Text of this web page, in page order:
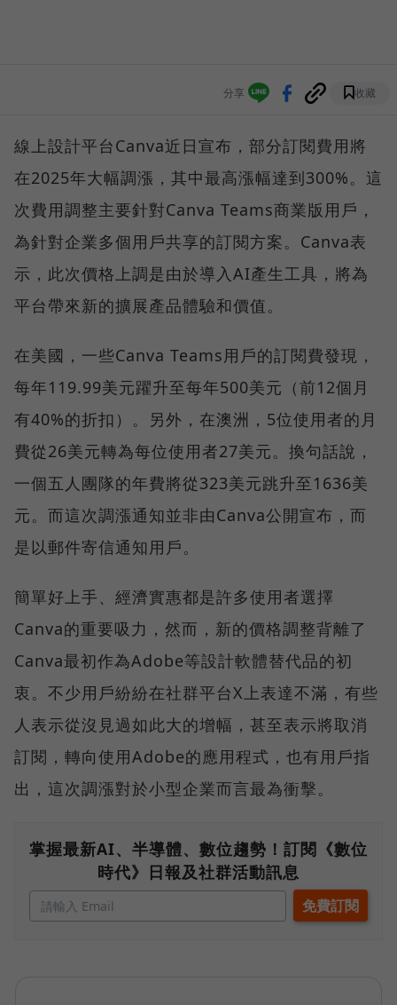
分享 收藏
線上設計平台Canva近日宣布，部分訂閱費用將
在2025年大幅調漲，其中最高漲幅達到300%。這
次費用調整主要針對Canva Teams商業版用戶，
為針對企業多個用戶共享的訂閱方案。Canva表
示，此次價格上調是由於導入AI產生工具，將為
平台帶來新的擴展產品體驗和價值。
在美國，一些Canva Teams用戶的訂閱費發現，
每年119.99美元躍升至每年500美元（前12個月
有40%的折扣）。另外，在澳洲，5位使用者的月
費從26美元轉為每位使用者27美元。換句話說，
一個五人團隊的年費將從323美元跳升至1636美
元。而這次調漲通知並非由Canva公開宣布，而
是以郵件寄信通知用戶。
簡單好上手、經濟實惠都是許多使用者選擇
Canva的重要吸力，然而，新的價格調整背離了
Canva最初作為Adobe等設計軟體替代品的初
衷。不少用戶紛紛在社群平台X上表達不滿，有些
人表示從沒見過如此大的增幅，甚至表示將取消
訂閱，轉向使用Adobe的應用程式，也有用戶指
出，這次調漲對於小型企業而言最為衝擊。
掌握最新AI、半導體、數位趨勢！訂閱《數位
時代》日報及社群活動訊息